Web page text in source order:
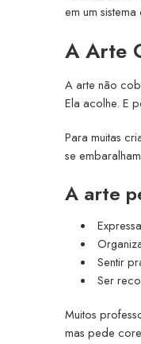
em um
A Arte
A arte não
Ela acolhe. E
Para muitas
se
A arte
Sentir
Ser
Muitos
mas pede